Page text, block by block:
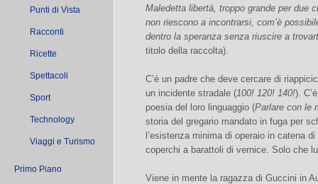
Punti di Vista
Racconti
Ricette
Spettacoli
Sport
Technology
Viaggi e Turismo
Primo Piano
Maledetta libertà, troppo grande per due
non riescono a incontrarsi, com’è
dentro la speranza senza riuscire a
titolo della raccolta).
C’è un padre che deve cercare di
un incidente stradale (100! 120! 140!).
poesia del loro linguaggio (Parlare con le
storia del gregario mandato in fuga per
l’esistenza minima di operaio in catena
coperchi a barattoli di vernice. Solo che
Viene in mente la ragazza di Guccini in